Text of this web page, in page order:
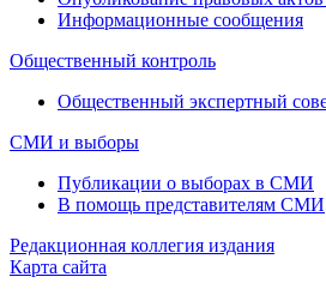
Информационные сообщения
Общественный контроль
Общественный экспертный
СМИ и выборы
Публикации о выборах в СМИ
В помощь представителям СМИ
Редакционная коллегия издания
Карта сайта